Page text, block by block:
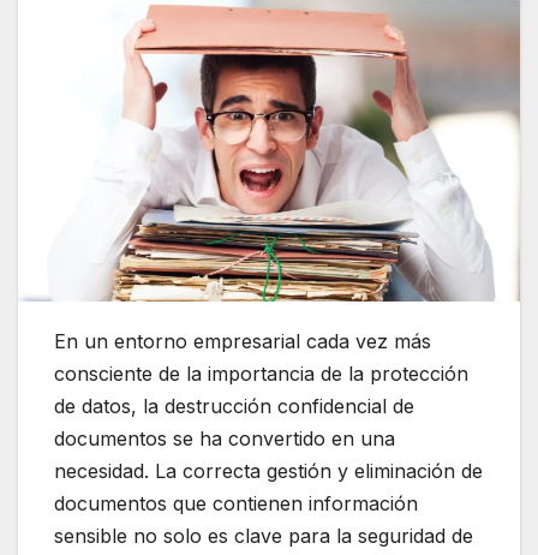
En un entorno empresarial cada vez más
consciente de la importancia de la protección
de datos, la destrucción confidencial de
documentos se ha convertido en una
necesidad. La correcta gestión y eliminación de
documentos que contienen información
sensible no solo es clave para la seguridad de